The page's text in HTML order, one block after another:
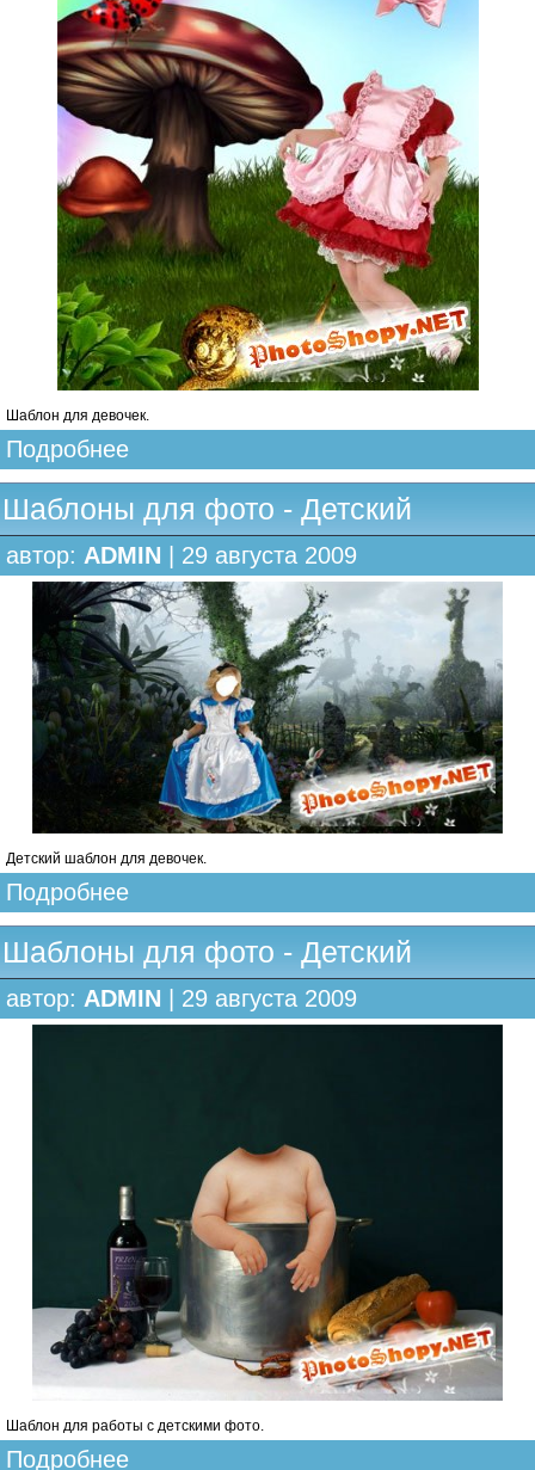
Шаблон для девочек.
Подробнее
Шаблоны для фото - Детский
автор: ADMIN | 29 августа 2009
Детский шаблон для девочек.
Подробнее
Шаблоны для фото - Детский
автор: ADMIN | 29 августа 2009
Шаблон для работы с детскими фото.
Подробнее